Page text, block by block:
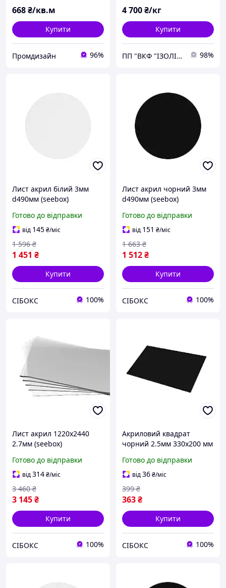
668₴/кв.м
Купити
Промдизайн 96%
4 700₴/кг
Купити
ПП "ВКФ "ІЗОЛІТСЕРВІС" (ЄДРПОУ 31202038) 98%
Лист акрил білий 3мм
d490мм (seebox)
Готово до відправки
від 145₴/міс
1 451 ₴
1 596 ₴
Купити
СІБОКС 100%
Лист акрил чорний 3мм
d490мм (seebox)
Готово до відправки
від 151 ₴/міс
1 512₴
1 663 ₴
Купити
СІБОКС 100%
Лист акрил 1220х2440
2.7мм (seebox)
Готово до відправки
від314₴/міс
3 145₴
3 460 ₴
Купити
СІБОКС 100%
Акриловий квадрат
чорний 2.5мм 330х200 мм
Готово до відправки
від36₴/міс
363₴
399 ₴
Купити
СІБОКС 100%